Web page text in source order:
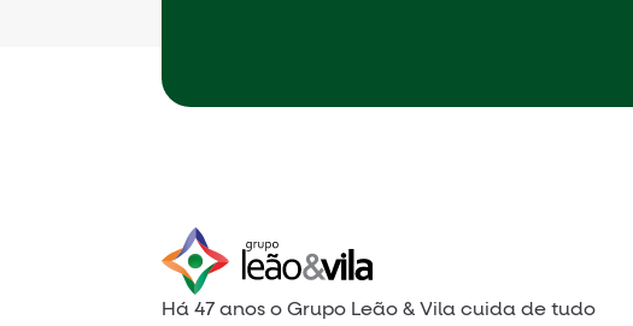
Há 47 anos o Grupo Leão & Vila cuida de tudo